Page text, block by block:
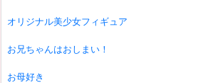
オリジナル美少女フィギュア
お兄ちゃんはおしまい！
お母好き